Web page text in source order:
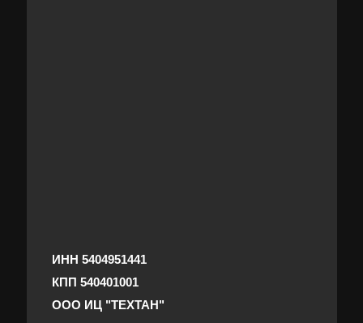
ООО ИЦ "ТЕХТАН"
ИНН 5404951441
КПП 540401001